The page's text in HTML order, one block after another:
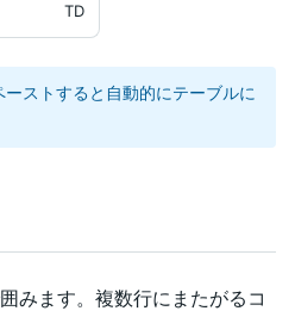
TD
ストすると自動的にテーブルに
みます。複数行にまたがるコ